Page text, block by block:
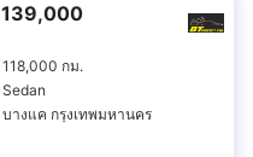
139,000
118,000 กม.
Sedan
บางแค กรุงเทพมหานคร